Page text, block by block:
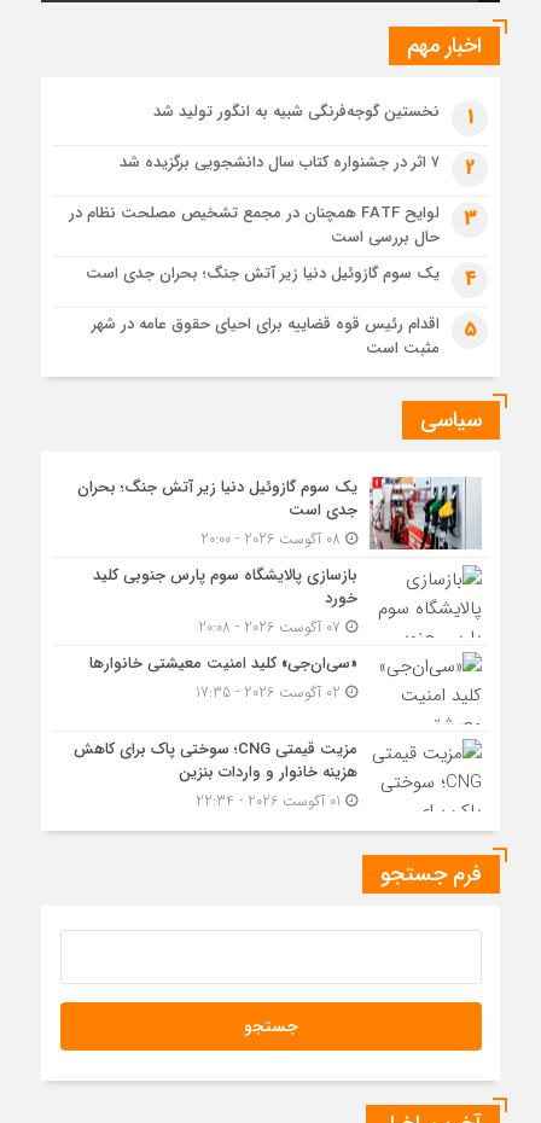
برگزاری دهمین نمایشگاه حمل‌ونقل و لجستیک همزمان با روز
جهانی حمل‌ونقل پایدار سازمان ملل متحد
6 روز قبل
«سی‌ان‌جی» کلید امنیت معیشتی خانوارها
جزئیات تازه از اصلاح قیمت بنزین
اخبار مهم
1 نخستین گوجه‌فرنگی شبیه به انگور تولید شد
2 ۷ اثر در جشنواره کتاب سال دانشجویی برگزیده شد
3
لوایح FATF همچنان در مجمع تشخیص مصلحت نظام در
حال بررسی است
4 یک سوم گازوئیل دنیا زیر آتش جنگ؛ بحران جدی است
5
اقدام رئیس قوه قضاییه برای احیای حقوق عامه در شهر
مثبت است
سیاسی
یک سوم گازوئیل دنیا زیر آتش جنگ؛ بحران
جدی است
بازسازی پالایشگاه سوم پارس جنوبی کلید
خورد
«سی‌ان‌جی» کلید امنیت معیشتی خانوارها
مزیت قیمتی CNG؛ سوختی پاک برای کاهش
هزینه خانوار و واردات بنزین
فرم جستجو